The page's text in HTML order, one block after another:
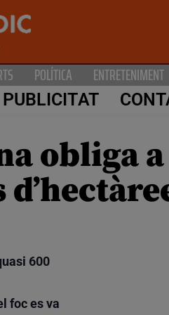
POLÍTICA ENTRETENIMENT
PUBLICITAT
obliga
600
foc es va